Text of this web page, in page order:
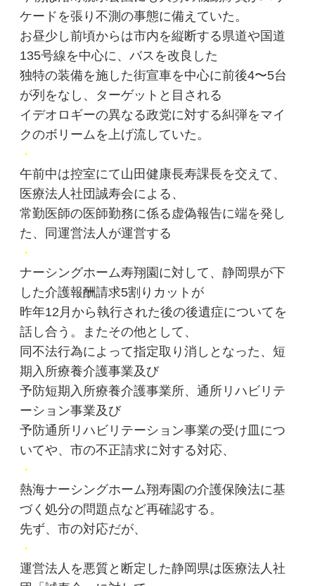
ケードを張り不測の事態に備えていた。
お昼少し前頃からは市内を縦断する県道や国道
135号線を中心に、バスを改良した
独特の装備を施した街宣車を中心に前後4〜5台
が列をなし、ターゲットと目される
イデオロギーの異なる政党に対する糾弾をマイ
クのボリームを上げ流していた。
・
午前中は控室にて山田健康長寿課長を交えて、
医療法人社団誠寿会による、
常勤医師の医師勤務に係る虚偽報告に端を発し
た、同運営法人が運営する
・
ナーシングホーム寿翔園に対して、静岡県が下
した介護報酬請求5割りカットが
昨年12月から執行された後の後遺症についてを
話し合う。またその他として、
同不法行為によって指定取り消しとなった、短
期入所療養介護事業及び
予防短期入所療養介護事業所、通所リハビリテ
ーション事業及び
予防通所リハビリテーション事業の受け皿につ
いてや、市の不正請求に対する対応、
・
熱海ナーシングホーム翔寿園の介護保険法に基
づく処分の問題点など再確認する。
先ず、市の対応だが、
・
運営法人を悪質と断定した静岡県は医療法人社